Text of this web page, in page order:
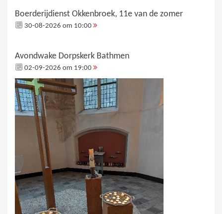
Boerderijdienst Okkenbroek, 11e van de zomer
30-08-2026 om 10:00
Avondwake Dorpskerk Bathmen
02-09-2026 om 19:00